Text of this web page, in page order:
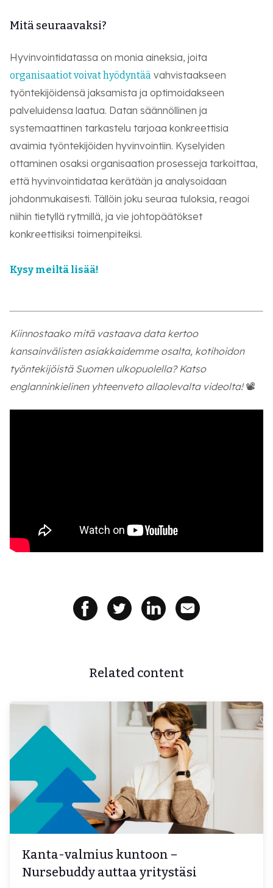
Mitä seuraavaksi?
Hyvinvointidatassa on monia aineksia, joita
organisaatiot voivat hyödyntää vahvistaakseen
työntekijöidensä jaksamista ja optimoidakseen
palveluidensa laatua. Datan säännöllinen ja
systemaattinen tarkastelu tarjoaa konkreettisia
avaimia työntekijöiden hyvinvointiin. Kyselyiden
ottaminen osaksi organisaation prosesseja tarkoittaa,
että hyvinvointidataa kerätään ja analysoidaan
johdonmukaisesti. Tällöin joku seuraa tuloksia, reagoi
niihin tietyllä rytmillä, ja vie johtopäätökset
konkreettisiksi toimenpiteiksi.
Kysy meiltä lisää!
Kiinnostaako mitä vastaava data kertoo
kansainvälisten asiakkaidemme osalta, kotihoidon
työntekijöistä Suomen ulkopuolella? Katso
englanninkielinen yhteenveto allaolevalta videolta!📽️
Related content
Kanta-valmius kuntoon –
Nursebuddy auttaa yritystäsi